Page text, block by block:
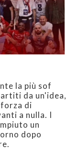
la più sof
da un'idea,
forza di
a nulla. I
un
dopo